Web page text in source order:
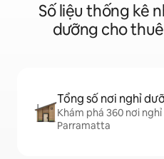
Số liệu thống kê
dưỡng cho
Tổng số nơi nghỉ
Khám phá 360 nơi
Parramatta